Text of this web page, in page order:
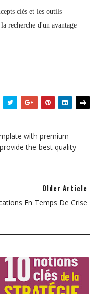
clés et les outils
recherche d'un avantage
with premium
the best quality
Older Article
En Temps De Crise